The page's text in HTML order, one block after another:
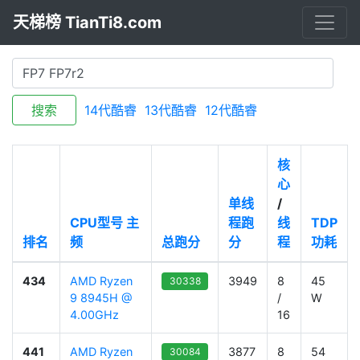
天梯榜 TianTi8.com
搜索 14代酷睿 13代酷睿 12代酷睿
排名
CPU型号 主
频
总跑分
单线
程跑
分
核
心
/
线
程
TDP
功耗
434
AMD Ryzen
9 8945H @
4.00GHz
30338 3949
8
/
16
45
W
441 AMD Ryzen 30084 3877 8 54